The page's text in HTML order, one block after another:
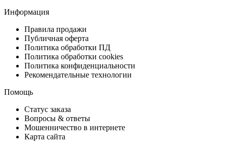
Информация
Правила продажи
Публичная оферта
Политика обработки ПД
Политика обработки cookies
Политика конфиденциальности
Рекомендательные технологии
Помощь
Статус заказа
Вопросы & ответы
Мошенничество в интернете
Карта сайта